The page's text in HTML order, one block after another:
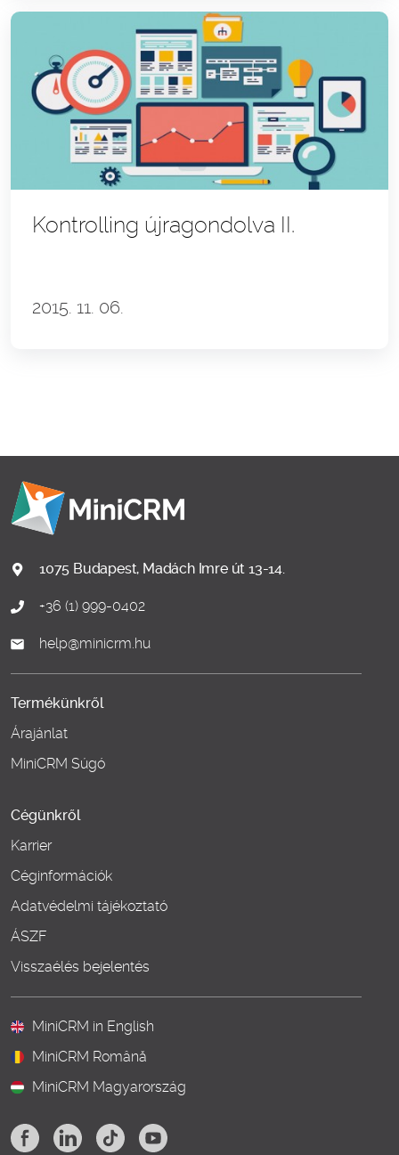
Kontrolling újragondolva II.
2015. 11. 06.
1075 Budapest, Madách Imre út 13-14.
+36 (1) 999-0402
help@minicrm.hu
Termékünkről
Árajánlat
MiniCRM Súgó
Cégünkről
Karrier
Céginformációk
Adatvédelmi tájékoztató
ÁSZF
Visszaélés bejelentés
MiniCRM in English
MiniCRM Română
MiniCRM Magyarország